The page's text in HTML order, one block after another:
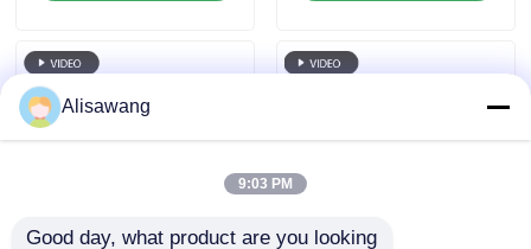
Alisawang
9:03 PM
Good day, what product are you looking